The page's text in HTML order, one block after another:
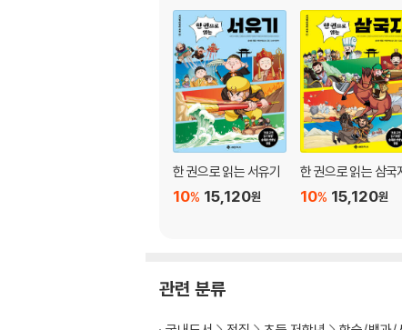
어떤 과목이든 초등 시기의 공부는 흥미와 자
우리 ‘고전문학’을 접해야 하는 이유입니다.
하루 30분, 따라 읽고 따라 쓰며 내 것으로 만
문해력 충전! ‘고전 학습만화 쑥쑥 시리즈’
『인성 쑥쑥 한자 쑥쑥 초등 사자소학』을 필
베스트셀러가 되었고, 초등학생을 위한 고전
오늘날, 초등학생 자녀를 둔 학부모들의 최대
과 깊이 연결되어 있고, 교육 전문가들 또한
한자 구절들도 재미있는 만화를 접목한 이 책과
‘쑥쑥 시리즈’는 직접 한자를 써보고 뜻을 살
분씩 따라 읽고, 따라 써보세요. 아이의 문해력
한 권으로 읽는 서유기
15,120원
10%
한 권으로 읽는 삼국
15,120원
10%
관련 분류